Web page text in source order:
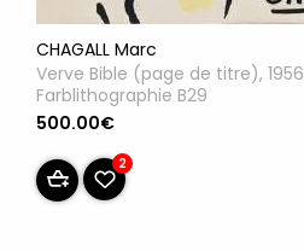
CHAGALL Marc
Verve Bible (page de titre), 1956
Farblithographie B29
500.00€
2